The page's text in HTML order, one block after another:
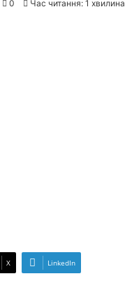
0 Час читання: 1 хвилина
X LinkedIn